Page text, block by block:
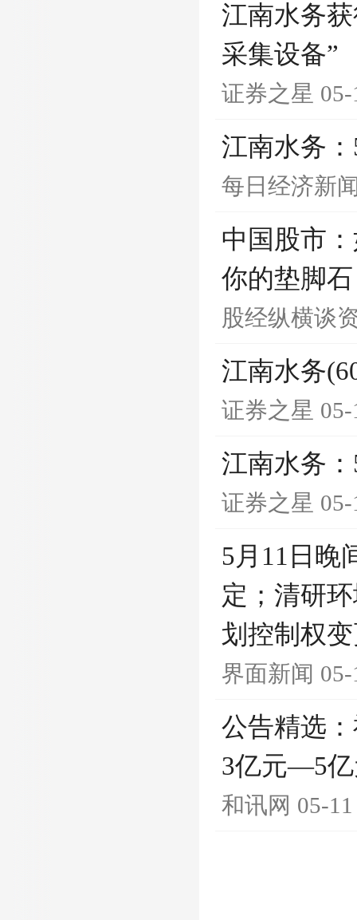
江南水务
采集设备”
证券之星
江南水务
每日经济新
中国股市
你的垫脚
股经纵横谈
江南水务
证券之星
江南水务
证券之星
5月11日晚
定；清研
划控制权
界面新闻
公告精选
3亿元—5
和讯网 05-